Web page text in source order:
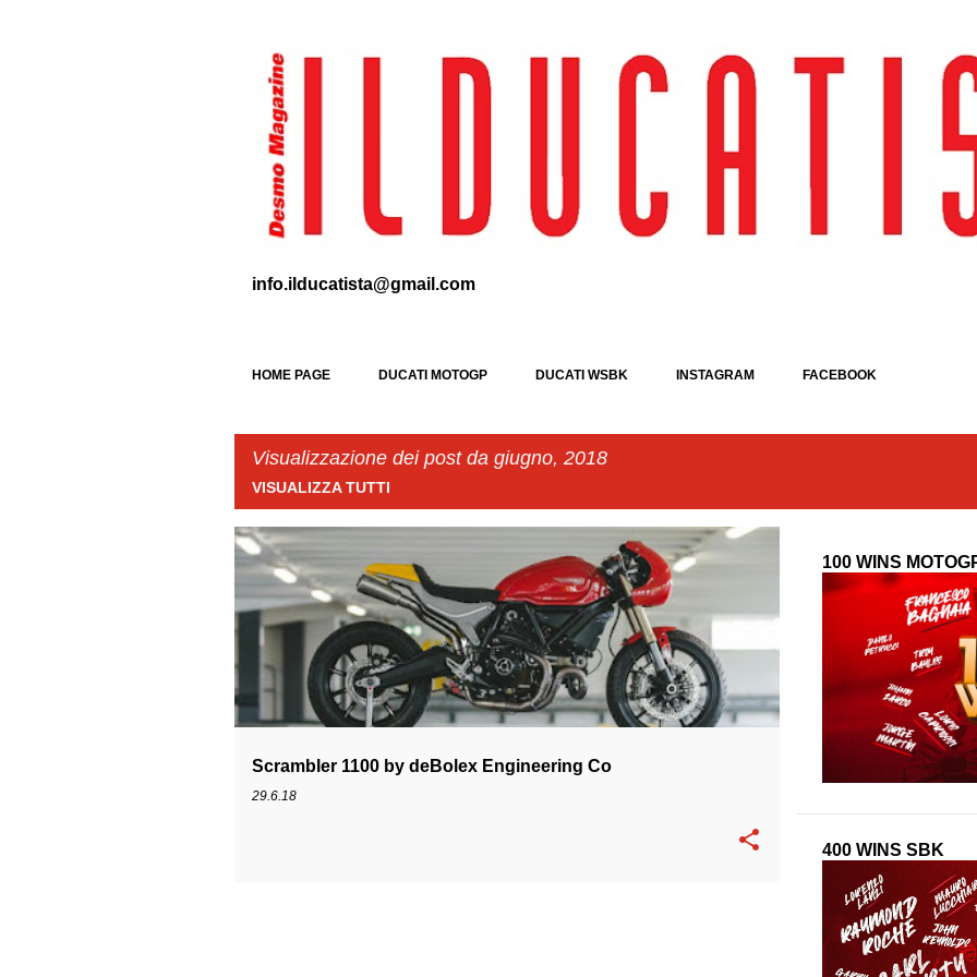
info.ilducatista@gmail.com
HOME PAGE DUCATI MOTOGP DUCATI WSBK INSTAGRAM FACEBOOK
Visualizzazione dei post da giugno, 2018
VISUALIZZA TUTTI
P
o
s
Scrambler 1100 by deBolex Engineering Co
29.6.18
SCRAMBLER SCRAMBLER 1100 SPECIAL 100 WINS
400 WINS SBK